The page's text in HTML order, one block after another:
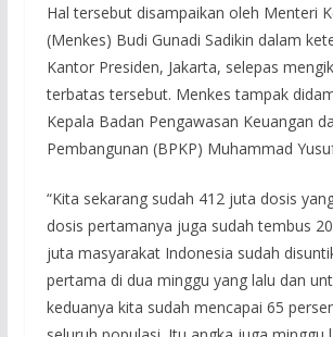
Hal tersebut disampaikan oleh Menteri
(Menkes) Budi Gunadi Sadikin dalam
Kantor Presiden, Jakarta, selepas
terbatas tersebut. Menkes tampak
Kepala Badan Pengawasan Keuangan
Pembangunan (BPKP) Muhammad
“Kita sekarang sudah 412 juta dosis
dosis pertamanya juga sudah tembus
juta masyarakat Indonesia sudah
pertama di dua minggu yang lalu dan
keduanya kita sudah mencapai 65